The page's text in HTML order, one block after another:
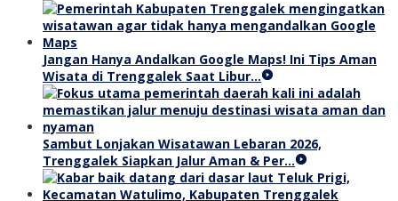
Jangan Hanya Andalkan Google Maps! Ini Tips Aman
Wisata di Trenggalek Saat Libur…
Sambut Lonjakan Wisatawan Lebaran 2026,
Trenggalek Siapkan Jalur Aman & Per…